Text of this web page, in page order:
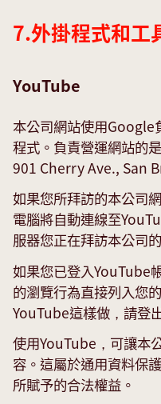
7.外掛程式和工
YouTube
本公司網站使用Google
程式。負責營運網站的
901 Cherry Ave., San
如果您所拜訪的本公司
電腦將自動連線至
服器您正在拜訪本公司
如果您已登入YouTube
的瀏覽行為直接列入您
YouTube這樣做，請登
使用YouTube，可讓本
容。這屬於通用資料保
所賦予的合法權益。